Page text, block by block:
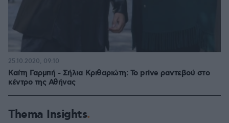
Καίτη Γαρμπή - Σήλια Κριθαριώτη: Το prive ραντεβού στο
κέντρο της Αθήνας
25.10.2020, 09:10
Thema Insights